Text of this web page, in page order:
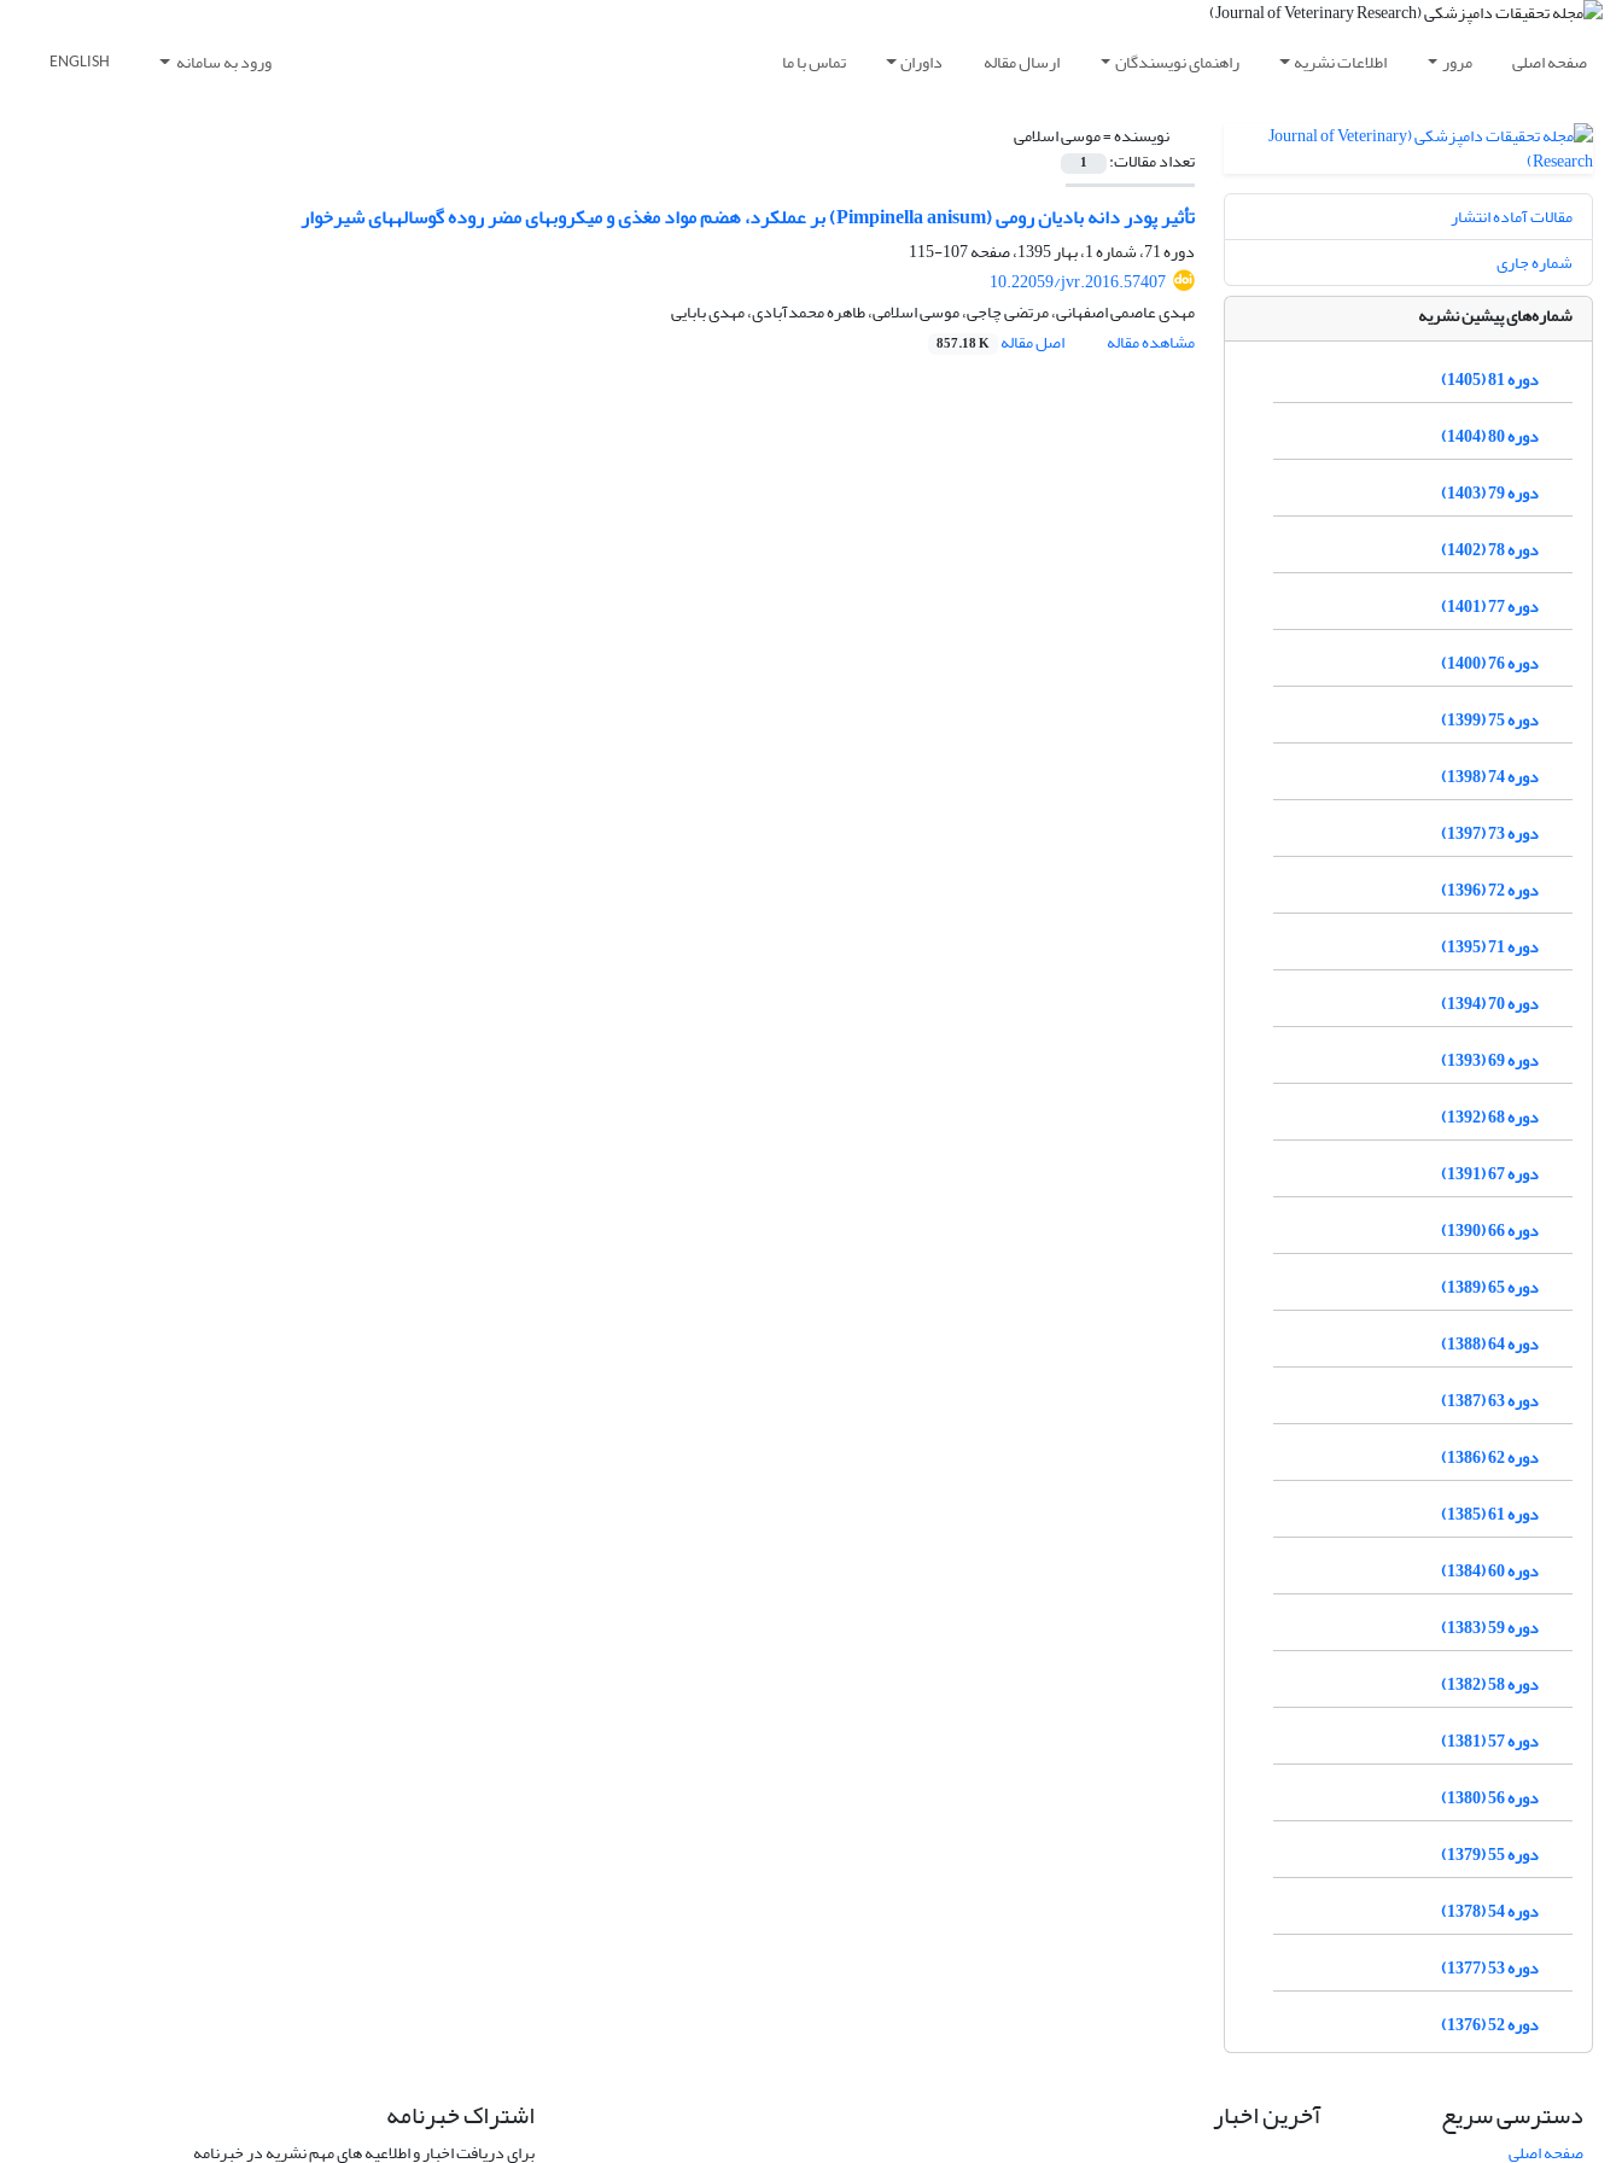
صفحه اصلی مرور اطلاعات نشریه راهنمای نویسندگان ارسال مقاله داوران تماس با ما ورود به سامانه ENGLISH
نویسنده =موسی اسلامی
تعداد مقالات: 1
تأثیر پودر دانه بادیان رومی (Pimpinella anisum) بر عملکرد، هضم مواد مغذی و میکروبهای مضر روده گوسالههای شیرخوار
دوره 71، شماره 1، بهار 1395، صفحه
107-115
10.22059/jvr.2016.57407
مهدی عاصمی اصفهانی، مرتضی چاجی، موسی اسلامی، طاهره محمدآبادی، مهدی بابایی
مشاهده مقاله
اصل مقاله 857.18 K
مقالات آماده انتشار
شماره جاری
شماره‌های پیشین نشریه
دوره 81 (1405)
دوره 80 (1404)
دوره 79 (1403)
دوره 78 (1402)
دوره 77 (1401)
دوره 76 (1400)
دوره 75 (1399)
دوره 74 (1398)
دوره 73 (1397)
دوره 72 (1396)
دوره 71 (1395)
دوره 70 (1394)
دوره 69 (1393)
دوره 68 (1392)
دوره 67 (1391)
دوره 66 (1390)
دوره 65 (1389)
دوره 64 (1388)
دوره 63 (1387)
دوره 62 (1386)
دوره 61 (1385)
دوره 60 (1384)
دوره 59 (1383)
دوره 58 (1382)
دوره 57 (1381)
دوره 56 (1380)
دوره 55 (1379)
دوره 54 (1378)
دوره 53 (1377)
دوره 52 (1376)
دسترسی سریع
صفحه اصلی
آخرین اخبار اشتراک خبرنامه
برای دریافت اخبار و اطلاعیه های مهم نشریه در خبرنامه